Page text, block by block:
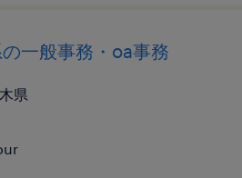
一般事務・oa事務
県